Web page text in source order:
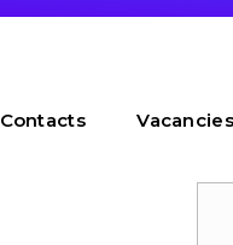
Contacts Vacancies